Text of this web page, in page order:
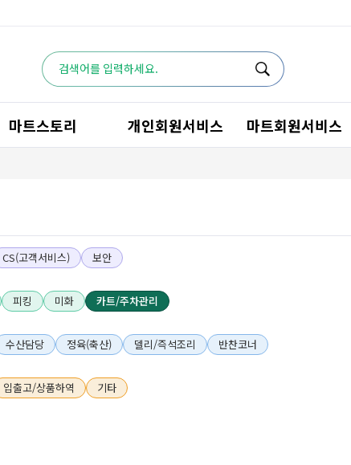
마트스토리 개인회원서비스 마트회원서비스
CS(고객서비스) 보안
피킹 미화 카트/주차관리
수산담당 정육(축산) 델리/즉석조리 반찬코너
입출고/상품하역 기타